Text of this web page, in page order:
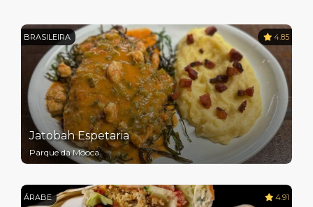
BRASILEIRA 4.85
Jatobah Espetaria
Parque da Mooca
ÁRABE 4.91